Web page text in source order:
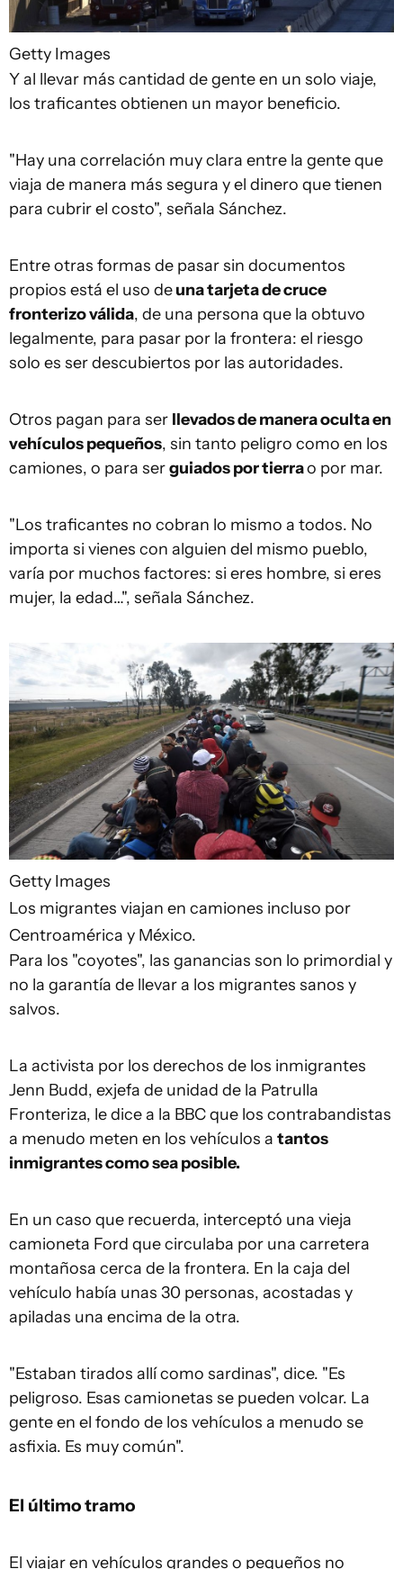
Getty Images
Y al llevar más cantidad de gente en un solo viaje,
los traficantes obtienen un mayor beneficio.
"Hay una correlación muy clara entre la gente que
viaja de manera más segura y el dinero que tienen
para cubrir el costo", señala Sánchez.
Entre otras formas de pasar sin documentos
propios está el uso deuna tarjeta de cruce
fronterizo válida, de una persona que la obtuvo
legalmente, para pasar por la frontera: el riesgo
solo es ser descubiertos por las autoridades.
Otros pagan para ser llevados de manera oculta en
vehículos pequeños, sin tanto peligro como en los
camiones, o para serguiados por tierrao por mar.
"Los traficantes no cobran lo mismo a todos. No
importa si vienes con alguien del mismo pueblo,
varía por muchos factores: si eres hombre, si eres
mujer, la edad…", señala Sánchez.
Getty Images
Los migrantes viajan en camiones incluso por
Centroamérica y México.
Para los "coyotes", las ganancias son lo primordial y
no la garantía de llevar a los migrantes sanos y
salvos.
La activista por los derechos de los inmigrantes
Jenn Budd, exjefa de unidad de la Patrulla
Fronteriza, le dice a la BBC que los contrabandistas
a menudo meten en los vehículos a tantos
inmigrantes como sea posible.
En un caso que recuerda, interceptó una vieja
camioneta Ford que circulaba por una carretera
montañosa cerca de la frontera. En la caja del
vehículo había unas 30 personas, acostadas y
apiladas una encima de la otra.
"Estaban tirados allí como sardinas", dice. "Es
peligroso. Esas camionetas se pueden volcar. La
gente en el fondo de los vehículos a menudo se
asfixia. Es muy común".
El último tramo
El viajar en vehículos grandes o pequeños no